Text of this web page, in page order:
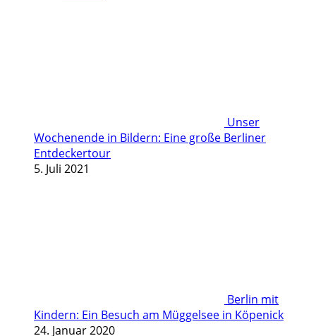
Unser
Wochenende in Bildern: Eine große Berliner
Entdeckertour
5. Juli 2021
Berlin mit
Kindern: Ein Besuch am Müggelsee in Köpenick
24. Januar 2020